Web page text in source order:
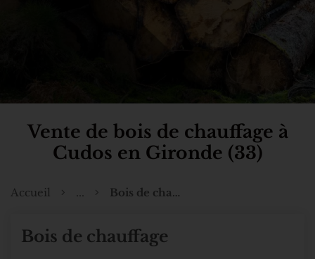
Vente de bois de chauffage à
Cudos en Gironde (33)
Accueil Bois de chauffage
Bois de chauffage